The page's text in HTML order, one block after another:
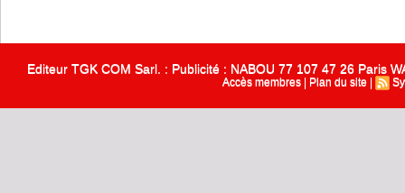
Editeur TGK COM Sarl. : Publicité : NABOU 77 107 47 26 Paris
Accès membres Plan du site